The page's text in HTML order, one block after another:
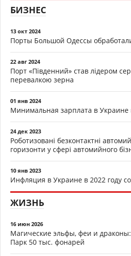
БИЗНЕС
13 окт 2024
Порты Большой Одессы
22 авг 2024
Порт «Південний» став лідером
перевалкою зерна
01 янв 2024
Минимальная зарплата в Украине
24 дек 2023
Роботизовані безконтактні
горизонти у сфері автомийного
10 янв 2023
Инфляция в Украине в 2022 году
ЖИЗНЬ
16 июн 2026
Магические эльфы, феи и
Парк 50 тыс. фонарей